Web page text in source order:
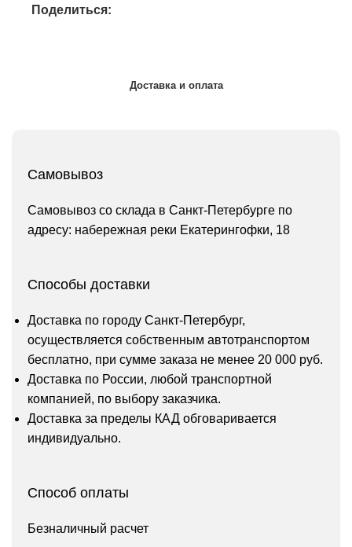
Поделиться:
Доставка и оплата
Самовывоз
Самовывоз со склада в Санкт-Петербурге по
адресу: набережная реки Екатерингофки, 18
Способы доставки
Доставка по городу Санкт-Петербург,
осуществляется собственным автотранспортом
бесплатно, при сумме заказа не менее 20 000 руб.
Доставка по России, любой транспортной
компанией, по выбору заказчика.
Доставка за пределы КАД обговаривается
индивидуально.
Способ оплаты
Безналичный расчет